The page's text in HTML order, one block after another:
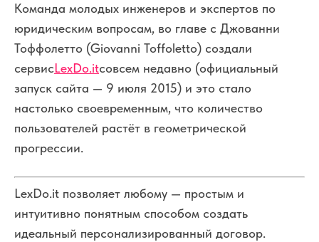
Команда молодых инженеров и экспертов по
юридическим вопросам, во главе с Джованни
Тоффолетто (Giovanni Toffoletto) создали
сервисLexDo.itсовсем недавно (официальный
запуск сайта — 9 июля 2015) и это стало
настолько своевременным, что количество
пользователей растёт в геометрической
прогрессии.
LexDo.it позволяет любому — простым и
интуитивно понятным способом создать
идеальный персонализированный договор.